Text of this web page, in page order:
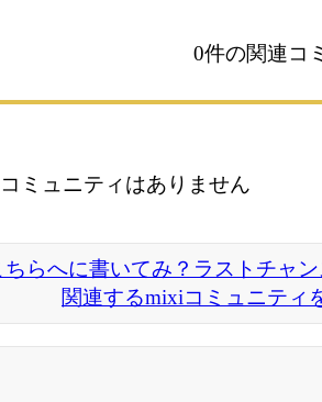
0件の関連コ
ミュニティはありません
ちらへに書いてみ？ラストチャ
関連するmixiコミュニティ